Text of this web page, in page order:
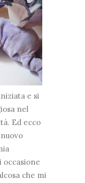
e si
nel
Ed ecco
che mi